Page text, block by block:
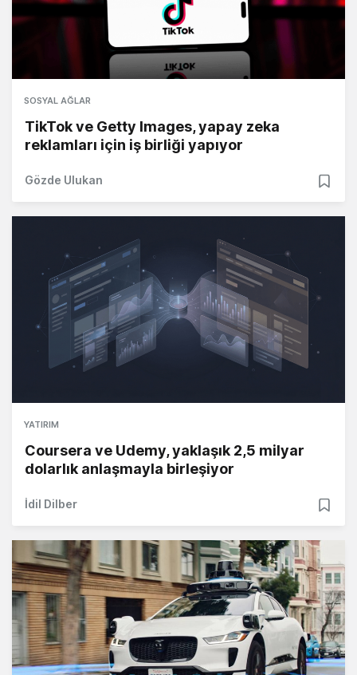
SOSYAL AĞLAR
TikTok ve Getty Images, yapay zeka
reklamları için iş birliği yapıyor
Gözde Ulukan
YATIRIM
Coursera ve Udemy, yaklaşık 2,5 milyar
dolarlık anlaşmayla birleşiyor
İdil Dilber